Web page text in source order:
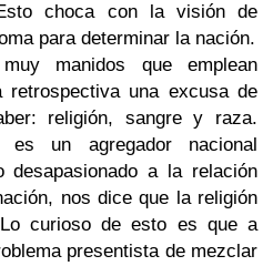
choca con la visión de
para determinar la nación.
manidos que emplean
retrospectiva una excusa de
religión, sangre y raza.
un agregador nacional
desapasionado a la relación
nos dice que la religión
curioso de esto es que a
presentista de mezclar